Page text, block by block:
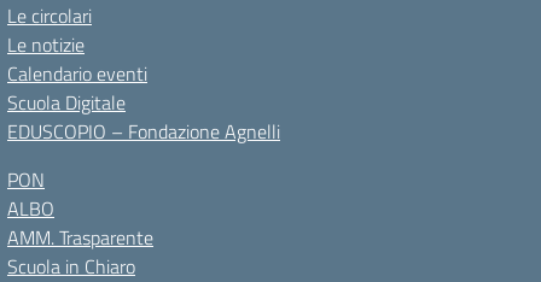
Le circolari
Le notizie
Calendario eventi
Scuola Digitale
EDUSCOPIO – Fondazione Agnelli
PON
ALBO
AMM. Trasparente
Scuola in Chiaro